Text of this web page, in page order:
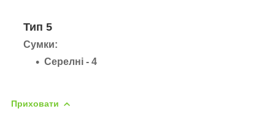
Тип 5
Сумки:
Серелні - 4
Приховати